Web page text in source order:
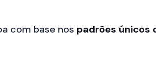
com base nos padrões únicos